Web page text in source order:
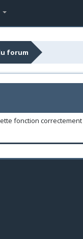
forum
fonction